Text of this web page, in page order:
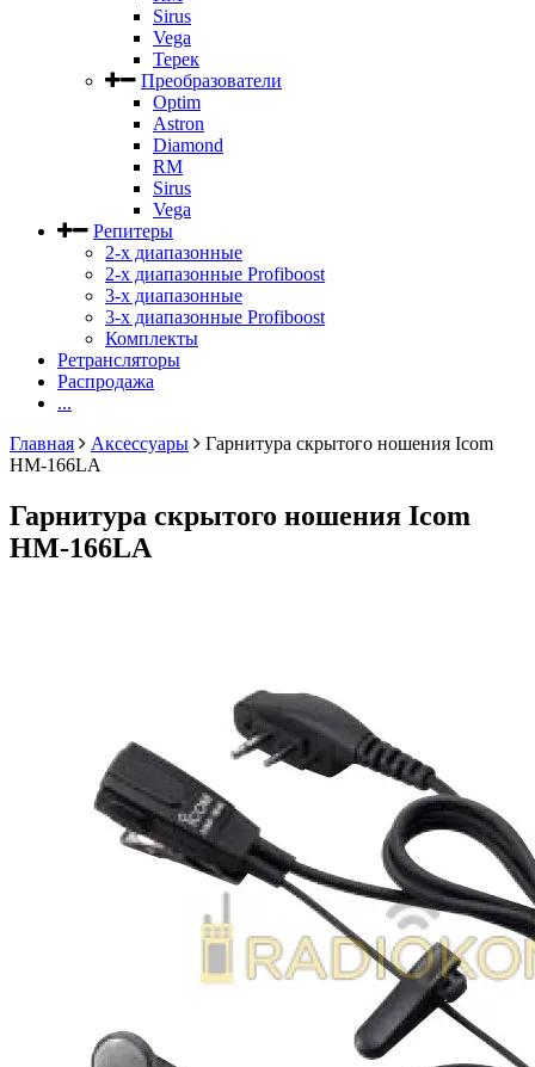
Sirus
Vega
Терек
Преобразователи
Optim
Astron
Diamond
RM
Sirus
Vega
Репитеры
2-х диапазонные
2-х диапазонные Profiboost
3-х диапазонные
3-х диапазонные Profiboost
Комплекты
Ретрансляторы
Распродажа
...
Главная
Аксессуары
Гарнитура скрытого ношения Icom
HM-166LA
Гарнитура скрытого ношения Icom
HM-166LA